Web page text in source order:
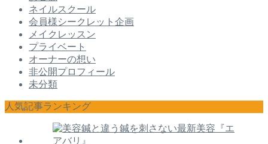
ネイルスクール
会員様シークレット企画
メイクレッスン
プライベート
オーナーの想い
非公開プロフィール
未分類
人気記事ランキング